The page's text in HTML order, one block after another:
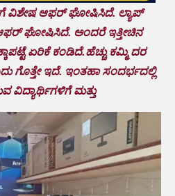
ವಿಶೇಷ ಆಫರ್ ಘೋಷಿಸಿದೆ. ಲ್ಯಾಪ್
ಘೋಷಿಸಿದೆ. ಅಂದರೆ ಇತ್ತೀಚಿನ
ಏರಿಕೆ ಕಂಡಿದೆ.ಹೆಚ್ಚು ಕಮ್ಮಿ ದರ
ಗೊತ್ತೇ ಇದೆ. ಇಂತಹಾ ಸಂದರ್ಭದಲ್ಲಿ
ವಿದ್ಯಾರ್ಥಿಗಳಿಗೆ ಮತ್ತು